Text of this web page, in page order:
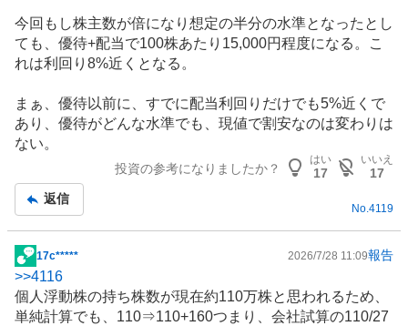
今回もし株主数が倍になり想定の半分の水準となったとし
ても、優待+配当で100株あたり15,000円程度になる。こ
れは利回り8%近くとなる。
まぁ、優待以前に、すでに配当利回りだけでも5%近くで
あり、優待がどんな水準でも、現値で割安なのは変わりは
ない。
投資の参考になりましたか？
はい
17
いいえ
17
返信
No. 4119
掲
示
板
17c***** 2026/7/28 11:09報告
>>4116
個人浮動株の持ち株数が現在約110万株と思われるため、
単純計算でも、110⇒110+160つまり、会社試算の110/27